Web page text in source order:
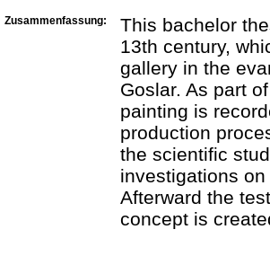
Zusammenfassung:
This bachelor
13th century,
gallery in the
Goslar. As part
painting is
production
the scientific
investigations
Afterward the
concept is